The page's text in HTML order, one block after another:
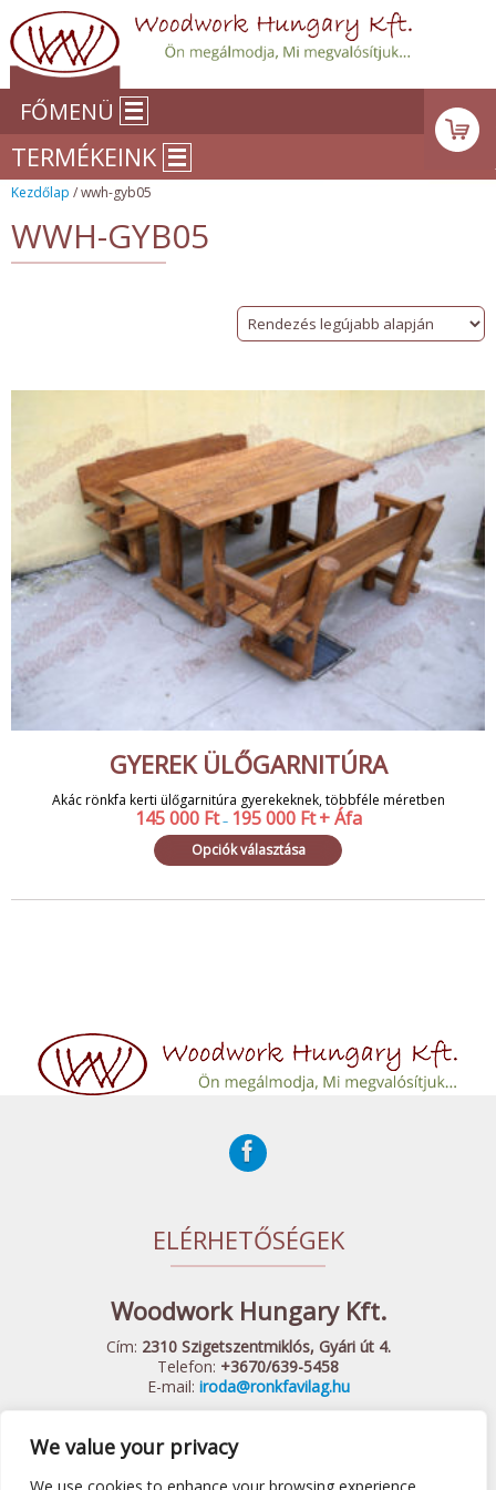
We value your privacy
FŐMENÜ
Kezdőlap / wwh-gyb05
WWH-GYB05
GYEREK ÜLŐGARNITÚRA
Akác rönkfa kerti ülőgarnitúra gyerekeknek, többféle méretben
145 000 Ft – 195 000 Ft + Áfa
Opciók választása
TERMÉKEINK
ELÉRHETŐSÉGEK
Woodwork Hungary Kft.
Cím: 2310 Szigetszentmiklós, Gyári út 4.
Telefon: +3670/639-5458
E-mail: iroda@ronkfavilag.hu
© 2015 Woodwork Hungary Kft. - Minden Jog Fenntartva